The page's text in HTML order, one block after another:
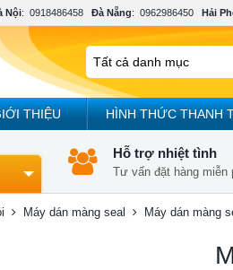
Nội: 0918486458 Đà Nẵng: 0962986450 Hải
THIỆU HÌNH THỨC THANH
Hỗ trợ nhiệt tình
Tư vấn đặt hàng miễn
Máy dán màng seal Máy dán màng